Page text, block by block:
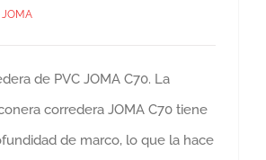
JOMA
de PVC JOMA C70. La
corredera JOMA C70 tiene
de marco, lo que la hace